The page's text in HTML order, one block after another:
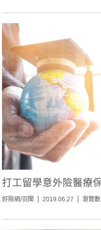
打工留學意外險醫療
好險網/羽聞 2019.06.27 瀏覽